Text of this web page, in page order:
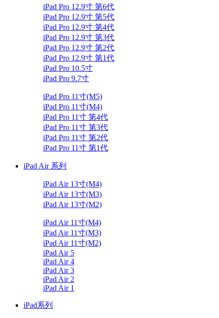
iPad Pro 12.9寸 第6代
iPad Pro 12.9寸 第5代
iPad Pro 12.9寸 第4代
iPad Pro 12.9寸 第3代
iPad Pro 12.9寸 第2代
iPad Pro 12.9寸 第1代
iPad Pro 10.5寸
iPad Pro 9.7寸
iPad Pro 11寸(M5)
iPad Pro 11寸(M4)
iPad Pro 11寸 第4代
iPad Pro 11寸 第3代
iPad Pro 11寸 第2代
iPad Pro 11寸 第1代
iPad Air 系列
iPad Air 13寸(M4)
iPad Air 13寸(M3)
iPad Air 13寸(M2)
iPad Air 11寸(M4)
iPad Air 11寸(M3)
iPad Air 11寸(M2)
iPad Air 5
iPad Air 4
iPad Air 3
iPad Air 2
iPad Air 1
iPad系列